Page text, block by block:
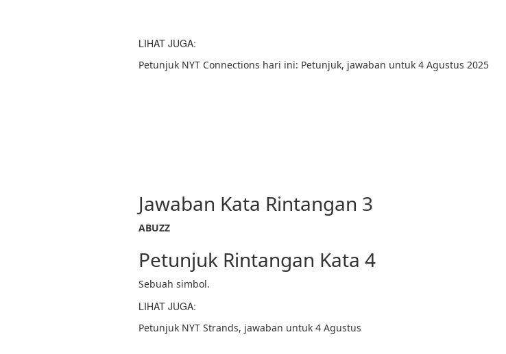
LIHAT JUGA:
Petunjuk NYT Connections hari ini: Petunjuk, jawaban untuk 4 Agustus 2025
Jawaban Kata Rintangan 3
ABUZZ
Petunjuk Rintangan Kata 4
Sebuah simbol.
LIHAT JUGA:
Petunjuk NYT Strands, jawaban untuk 4 Agustus